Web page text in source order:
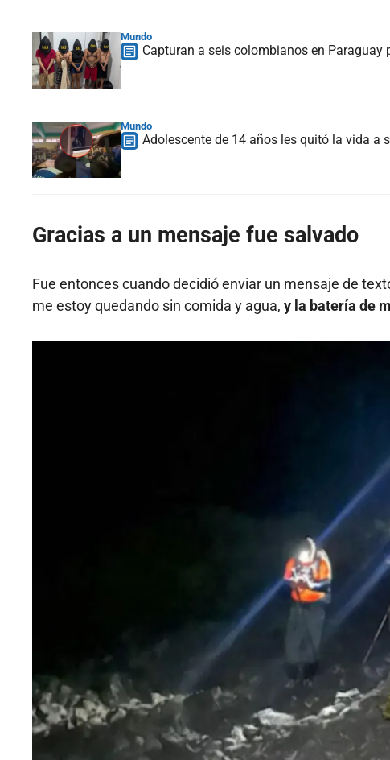
Mundo
Capturan a seis colombianos en
Mundo
Adolescente de 14 años les quitó la vida a
Gracias a un mensaje fue salvado
Fue entonces cuando decidió enviar un mensaje de
me estoy quedando sin comida y agua, y la batería de